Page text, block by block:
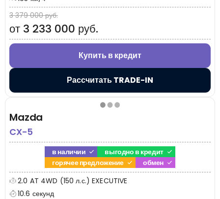
3 379 000 руб.
от 3 233 000 руб.
Купить в кредит
Рассчитать TRADE-IN
Mazda
CX-5
в наличии
выгодно в кредит
горячее предложение
обмен
2.0 AT 4WD (150 л.с.) EXECUTIVE
10.6 секунд